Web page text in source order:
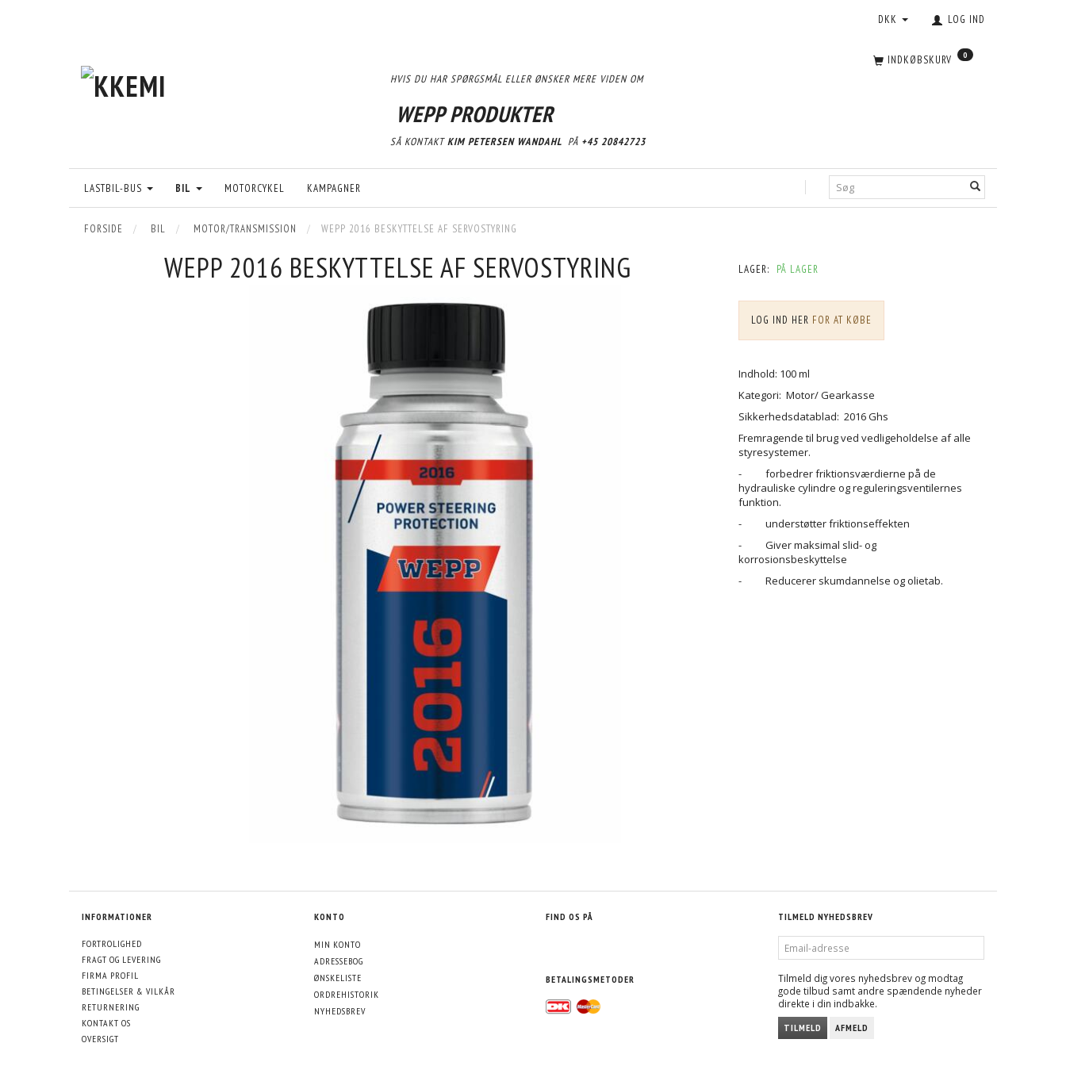
LOG IND
DKK
HVIS DU HAR SPØRGSMÅL ELLER ØNSKER MERE VIDEN OM
WEPP PRODUKTER
SÅ KONTAKTKIM PETERSEN WANDAHL PÅ +45 20842723
INDKØBSKURV 0
LASTBIL-BUS BIL MOTORCYKEL KAMPAGNER
FORSIDE BIL MOTOR/TRANSMISSION WEPP 2016 BESKYTTELSE AF SERVOSTYRING
WEPP 2016 BESKYTTELSE AF SERVOSTYRING LAGER: PÅ LAGER
LOG IND HER FOR AT KØBE
Indhold: 100 ml
Kategori: Motor/ Gearkasse
Sikkerhedsdatablad: 2016 Ghs
Fremragende til brug ved vedligeholdelse af alle
styresystemer.
- forbedrer friktionsværdierne på de
hydrauliske cylindre og reguleringsventilernes
funktion.
- understøtter friktionseffekten
- Giver maksimal slid- og
korrosionsbeskyttelse
- Reducerer skumdannelse og olietab.
INFORMATIONER
FORTROLIGHED
FRAGT OG LEVERING
FIRMA PROFIL
BETINGELSER & VILKÅR
RETURNERING
KONTAKT OS
OVERSIGT
KONTO
MIN KONTO
ADRESSEBOG
ØNSKELISTE
ORDREHISTORIK
NYHEDSBREV
FIND OS PÅ
BETALINGSMETODER
TILMELD NYHEDSBREV
ADRESSE
Tilmeld dig vores nyhedsbrev og modtag
gode tilbud samt andre spændende nyheder
direkte i din indbakke.
TILMELD AFMELD